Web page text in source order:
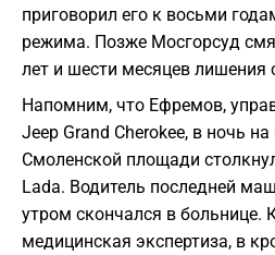
приговорил его к восьми
режима. Позже Мосгорсуд
лет и шести месяцев лишения
Напомним, что Ефремов,
Jeep Grand Cherokee, в ночь
Смоленской площади
Lada. Водитель последней
утром скончался в больнице.
медицинская экспертиза, в